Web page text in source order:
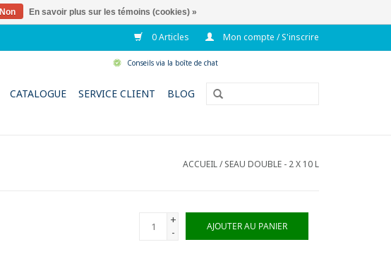
0 Articles Mon compte / S'inscrire
Conseils via la boîte de chat
CATALOGUE SERVICE CLIENT BLOG
ACCUEIL/SEAU DOUBLE - 2 X 10 L
+
-
AJOUTER AU PANIER
Non En savoir plus sur les témoins (cookies) »